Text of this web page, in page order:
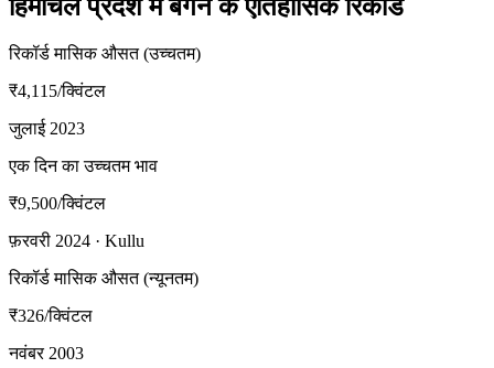
हिमाचल प्रदेश में बैंगन के ऐतिहासिक रिकॉर्ड
रिकॉर्ड मासिक औसत (उच्चतम)
₹4,115/क्विंटल
जुलाई 2023
एक दिन का उच्चतम भाव
₹9,500/क्विंटल
फ़रवरी 2024 · Kullu
रिकॉर्ड मासिक औसत (न्यूनतम)
₹326/क्विंटल
नवंबर 2003